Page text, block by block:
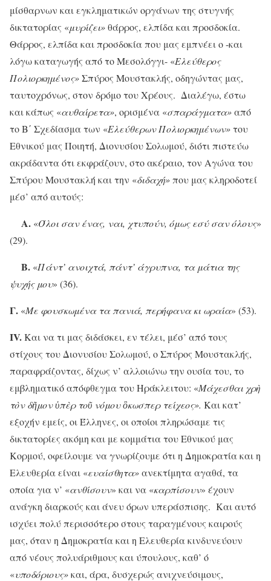
μίσθαρνων και εγκληματικών οργάνων της στυγνής
δικτατορίας «μυρίζει»θάρρος, ελπίδα και προσδοκία.
Θάρρος, ελπίδα και προσδοκία που μας εμπνέει ο -και
λόγω καταγωγής από το Μεσολόγγι- «Ελεύθερος
Πολιορκημένος»Σπύρος Μουστακλής, οδηγώντας μας,
ταυτοχρόνως, στον δρόμο του Χρέους. Διαλέγω, έστω
και κάπως «αυθαίρετα», ορισμένα «σπαράγματα»από
το Β΄ Σχεδίασμα των «Ελεύθερων Πολιορκημένων»του
Εθνικού μας Ποιητή, Διονυσίου Σολωμού, διότι πιστεύω
ακράδαντα ότι εκφράζουν, στο ακέραιο, τον Αγώνα του
Σπύρου Μουστακλή και την «διδαχή»που μας κληροδοτεί
μέσ’ από αυτούς:
Α. «Όλοι σαν ένας, ναι, χτυπούν, όμως εσύ σαν όλους»
(29).
Β. «Πάντ’ ανοιχτά, πάντ’ άγρυπνα, τα μάτια της
ψυχής μου» (36).
Γ. «Με φουσκωμένα τα πανιά, περήφανα κι ωραία» (53).
IV.Και να τι μας διδάσκει, εν τέλει, μέσ’ από τους
στίχους του Διονυσίου Σολωμού, ο Σπύρος Μουστακλής,
παραφράζοντας, δίχως ν’ αλλοιώνω την ουσία του, το
εμβληματικό απόφθεγμα του Ηράκλειτου: «Μάχεσθαι χρὴ
τὸν δῆμονὑπὲρ τοῦνόμουὃκωσπερ τείχεος». Και κατ’
εξοχήν εμείς, οι Έλληνες, οι οποίοι πληρώσαμε τις
δικτατορίες ακόμη και με κομμάτια του Εθνικού μας
Κορμού, οφείλουμε να γνωρίζουμε ότι η Δημοκρατία και η
Ελευθερία είναι «ευαίσθητα»ανεκτίμητα αγαθά, τα
οποία για ν’ «ανθίσουν» και να «καρπίσουν» έχουν
ανάγκη διαρκούς και άνευ όρων υπεράσπισης. Και αυτό
ισχύει πολύ περισσότερο στους ταραγμένους καιρούς
μας, όταν η Δημοκρατία και η Ελευθερία κινδυνεύουν
από νέους πολυάριθμους και ύπουλους, καθ’ ό
«υποδόριους»και, άρα, δυσχερώς ανιχνεύσιμους,